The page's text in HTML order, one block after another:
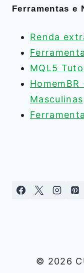
Ferramentas e
Renda
MQL5
Masculinas
© 2026